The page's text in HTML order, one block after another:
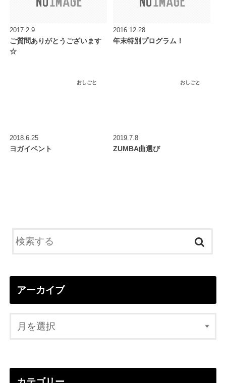
2017.2.9
ご質問ありがとうございます
☆
2016.12.28
年末特別プログラム！
おしごと
2018.6.25
ヨガイベント
おしごと
2019.7.8
ZUMBA曲選び
アーカイブ